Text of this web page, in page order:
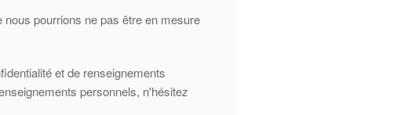
pourrions ne pas être en mesure
et de renseignements
personnels, n'hésitez